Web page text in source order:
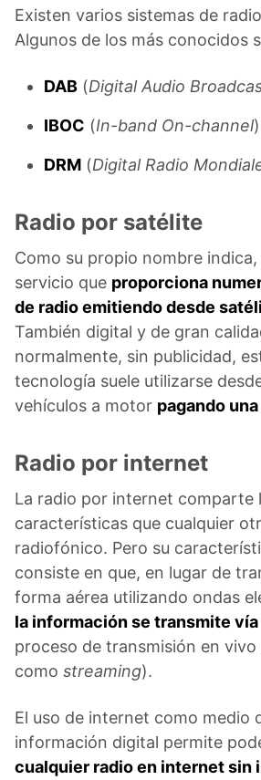
Existen varios sistemas de
Algunos de los más conocidos
DAB (Digital Audio
IBOC (In-band On-channel)
DRM (Digital Radio
Radio por satélite
Como su propio nombre
servicio que proporciona
de radio emitiendo desde
También digital y de gran
normalmente, sin publicidad,
tecnología suele utilizarse
vehículos a motor pagando
Radio por internet
La radio por internet comparte
características que cualquier
radiofónico. Pero su
consiste en que, en lugar de
forma aérea utilizando ondas
la información se transmite
proceso de transmisión en vivo
como streaming).
El uso de internet como medio
información digital permite
cualquier radio en internet sin